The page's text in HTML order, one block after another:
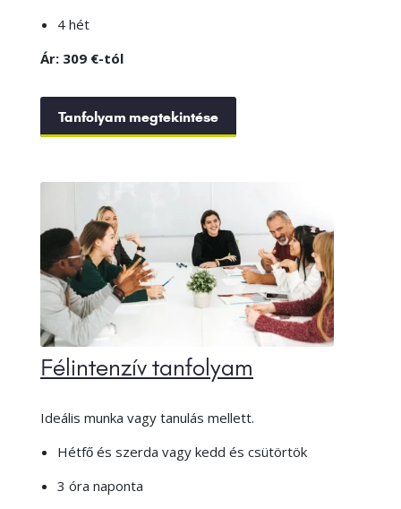
4 hét
Ár: 309 €-tól
Tanfolyam megtekintése
Félintenzív tanfolyam
Ideális munka vagy tanulás mellett.
Hétfő és szerda vagy kedd és csütörtök
3 óra naponta